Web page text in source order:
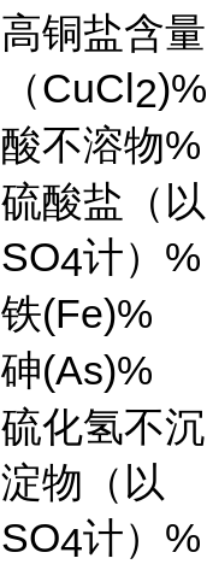
高铜盐含量
（CuCl2)%
酸不溶物%
硫酸盐（以
SO4计）%
铁(Fe)%
砷(As)%
硫化氢不沉
淀物（以
SO4计）%